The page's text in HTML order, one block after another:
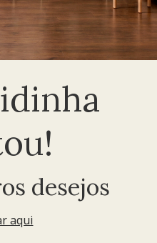
desejos
aqui